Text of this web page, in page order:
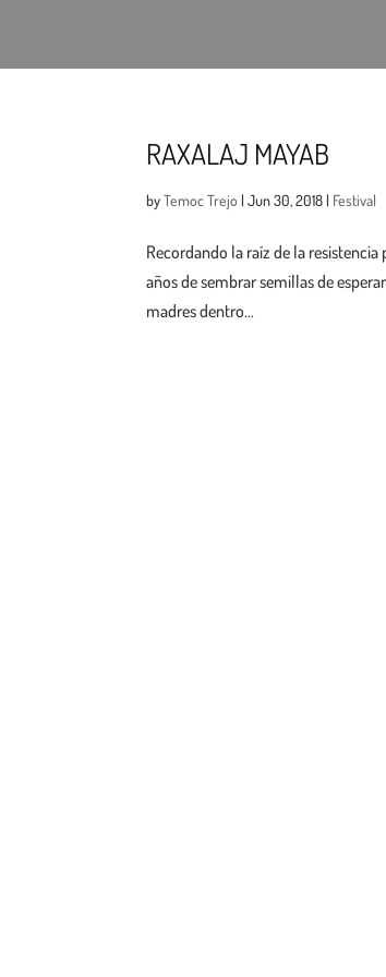
RAXALAJ MAYAB
byTemoc Trejo |Jun 30, 2018 | Festival
Recordando la raíz de la
años de sembrar semillas de
madres dentro...